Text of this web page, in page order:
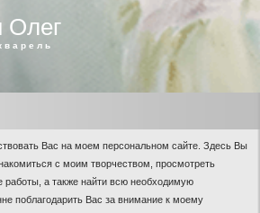
Вас на моем персональном сайте. Здесь Вы
с моим творчеством, просмотреть
работы, а также найти всю необходимую
поблагодарить Вас за внимание к моему